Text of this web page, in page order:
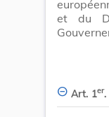
et du
Art. 1er.